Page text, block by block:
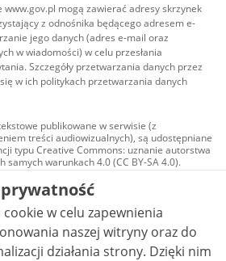
mogą zawierać adresy skrzynek
z odnośnika będącego adresem e-
jego danych (adres e-mail oraz
w wiadomości) w celu przesłania
Szczegóły przetwarzania danych przez
w ich politykach przetwarzania danych
publikowane w serwisie (z
treści audiowizualnych), są udostępniane
typu Creative Commons: uznanie autorstwa
samych warunkach 4.0 (CC BY-SA 4.0).
audiowizualne, w tym zdjęcia, materiały
są udostępniane na licencji typu
Commons: uznanie autorstwa użycie
- bez utworów zależnych 4.0 (CC BY-
o ile nie jest to stwierdzone inaczej.
w celu zapewnienia
naszej witryny oraz do
działania strony. Dzięki nim